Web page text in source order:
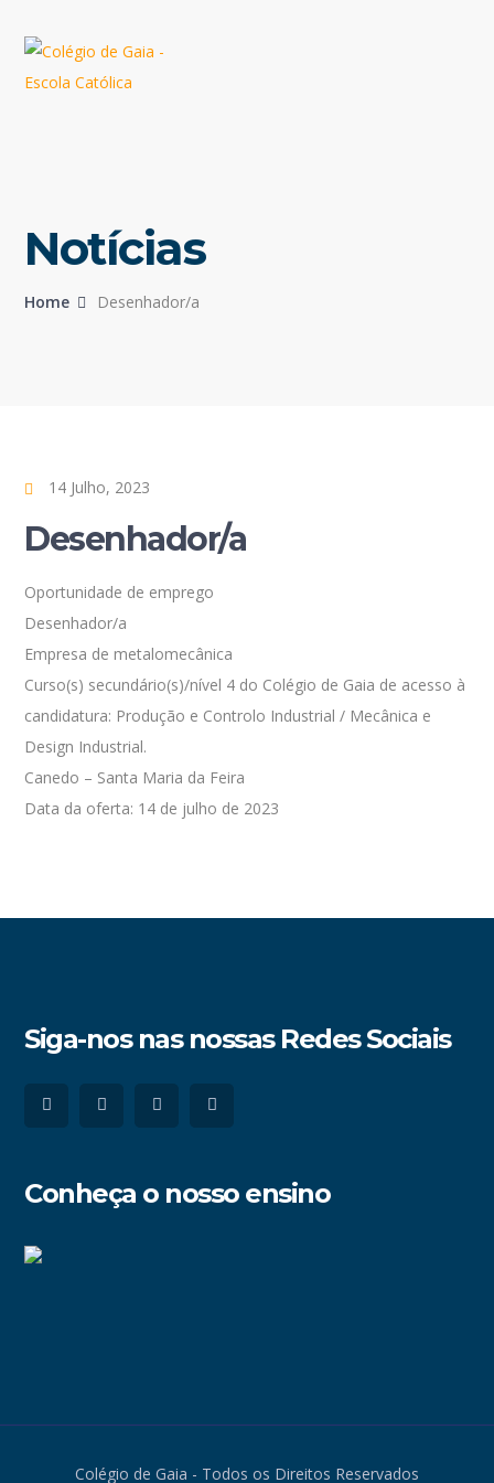
Notícias
Home Desenhador/a
14 Julho, 2023
Desenhador/a
Oportunidade de emprego
Desenhador/a
Empresa de metalomecânica
Curso(s) secundário(s)/nível 4 do Colégio de Gaia de acesso à
candidatura: Produção e Controlo Industrial / Mecânica e
Design Industrial.
Canedo – Santa Maria da Feira
Data da oferta: 14 de julho de 2023
Siga-nos nas nossas Redes Sociais
Conheça o nosso ensino
Colégio de Gaia - Todos os Direitos Reservados